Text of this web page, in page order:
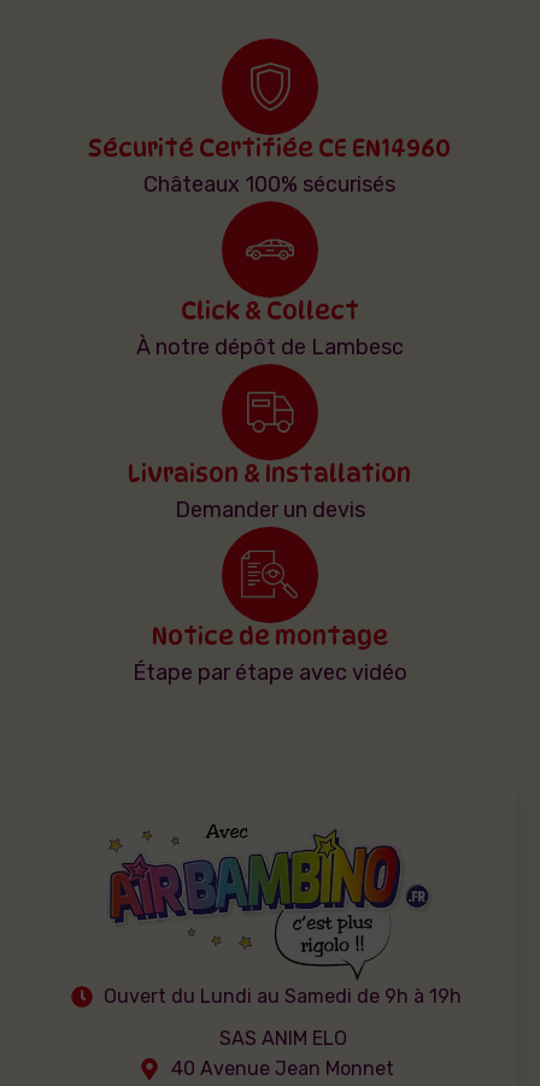
Sécurité Certifiée CE EN14960
Châteaux 100% sécurisés
Click & Collect
À notre dépôt de Lambesc
Livraison & Installation
Demander un devis
Notice de montage
Étape par étape avec vidéo
Ouvert du Lundi au Samedi de 9h à 19h
SAS ANIM ELO
40 Avenue Jean Monnet